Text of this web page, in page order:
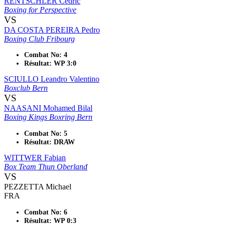
Boxing for Perspective
VS
DA COSTA PEREIRA Pedro
Boxing Club Fribourg
Combat No: 4
Résultat: WP 3:0
SCIULLO Leandro Valentino
Boxclub Bern
VS
NAASANI Mohamed Bilal
Boxing Kings Boxring Bern
Combat No: 5
Résultat: DRAW
WITTWER Fabian
Box Team Thun Oberland
VS
PEZZETTA Michael
FRA
Combat No: 6
Résultat: WP 0:3